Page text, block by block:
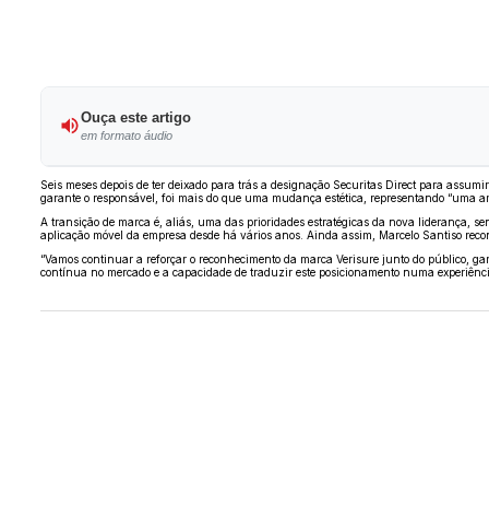
Ouça este artigo
em formato áudio
Seis meses depois de ter deixado para trás a designação Securitas Directpara
garante o responsável, foi mais do que uma mudança estética, representando “uma
A transição de marca é, aliás, uma das prioridades estratégicas da nova liderança,
aplicação móvel da empresa desde há vários anos. Ainda assim,
Marcelo Santiso
“Vamos continuar a reforçar o reconhecimento da marca Verisure junto do público,
contínua no mercado e a capacidade de traduzir este posicionamento numa